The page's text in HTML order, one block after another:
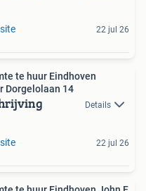
22 jul 26
te huur Eindhoven
Dorgelolaan 14
Details
22 jul 26